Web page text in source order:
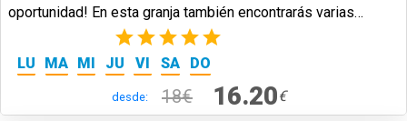
oportunidad! En esta granja también encontrarás varias
especies nativas de Canarias.
(3)
LU MA MI JU VI SA DO
desde: 18€ 16.20€